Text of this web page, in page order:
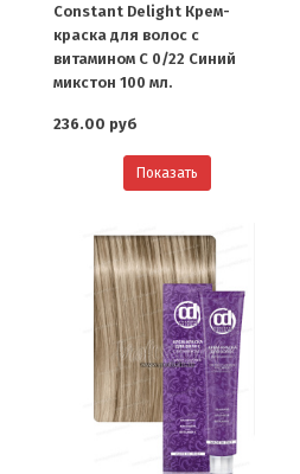
Constant Delight Крем-
краска для волос с
витамином С 0/22 Синий
микстон 100 мл.
236.00 руб
Показать